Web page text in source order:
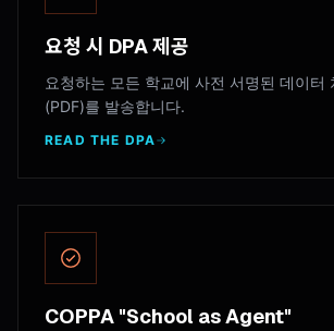
요청 시 DPA 제공
요청하는 모든 학교에 사전 서명된 데이터
(PDF)를 발송합니다.
READ THE DPA
COPPA "School as Agent"